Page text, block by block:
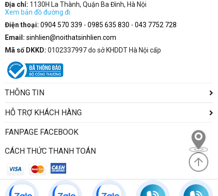
Địa chỉ: 1130H La Thành, Quận Ba Đình, Hà Nội
Xem bản đồ đường đi
Điện thoại: 0904 570 339 - 0985 635 830 - 043 7752 728
Email: sinhlien@noithatsinhlien.com
Mã số DKKD: 0102337997 do sở KHDDT Hà Nội cấp
THÔNG TIN
HỖ TRỢ KHÁCH HÀNG
FANPAGE FACEBOOK
CÁCH THỨC THANH TOÁN